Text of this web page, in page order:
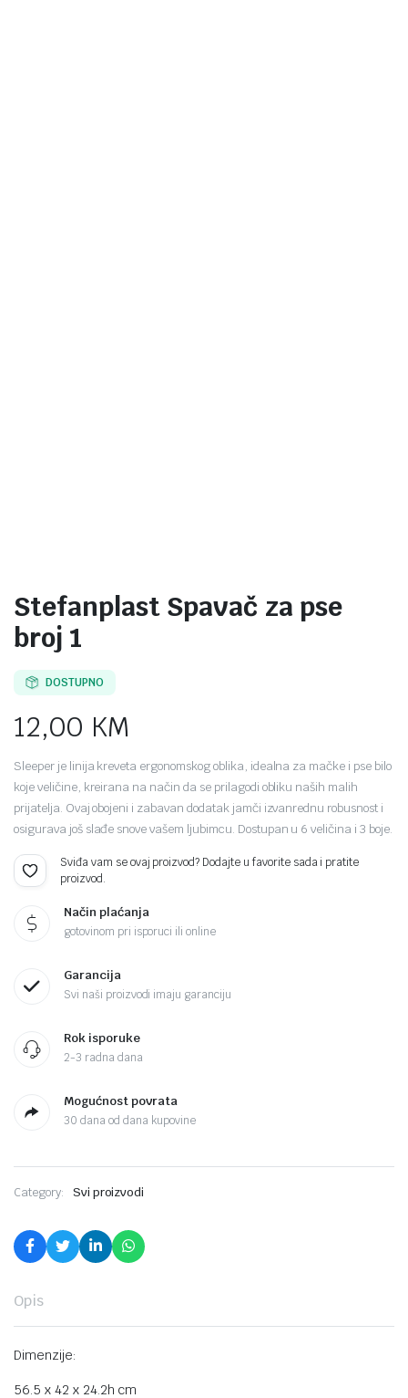
Stefanplast Spavač za pse
broj 1
DOSTUPNO
12,00 KM
Sleeper je linija kreveta ergonomskog oblika, idealna za mačke i pse bilo
koje veličine, kreirana na način da se prilagodi obliku naših malih
prijatelja. Ovaj obojeni i zabavan dodatak jamči izvanrednu robusnost i
osigurava još slađe snove vašem ljubimcu. Dostupan u 6 veličina i 3 boje.
Sviđa vam se ovaj proizvod? Dodajte u favorite sada i pratite
proizvod.
Način plaćanja
gotovinom pri isporuci ili online
Garancija
Svi naši proizvodi imaju garanciju
Rok isporuke
2-3 radna dana
Mogućnost povrata
30 dana od dana kupovine
Category: Svi proizvodi
Opis
Dimenzije:
56.5 x 42 x 24.2h cm